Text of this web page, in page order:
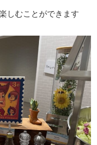
しむことができます